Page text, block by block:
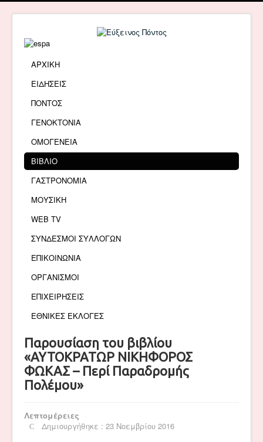
ΑΡΧΙΚΗ
ΕΙΔΗΣΕΙΣ
ΠΟΝΤΟΣ
ΓΕΝΟΚΤΟΝΙΑ
ΟΜΟΓΕΝΕΙΑ
ΒΙΒΛΙΟ
ΓΑΣΤΡΟΝΟΜΙΑ
ΜΟΥΣΙΚΗ
WEB TV
ΣΥΝΔΕΣΜΟΙ ΣΥΛΛΟΓΩΝ
ΕΠΙΚΟΙΝΩΝΙΑ
ΟΡΓΑΝΙΣΜΟΙ
ΕΠΙΧΕΙΡΗΣΕΙΣ
ΕΘΝΙΚΕΣ ΕΚΛΟΓΕΣ
Παρουσίαση του βιβλίου
«ΑΥΤΟΚΡΑΤΩΡ ΝΙΚΗΦΟΡΟΣ
ΦΩΚΑΣ – Περί Παραδρομής
Πολέμου»
Λεπτομέρειες
Δημιουργήθηκε : 23 Νοεμβρίου 2016